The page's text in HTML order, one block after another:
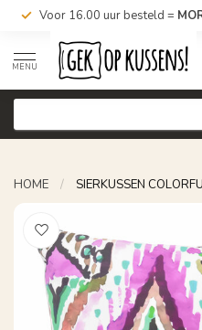
Voor 16.00 uur besteld =
MENU
HOME / SIERKUSSEN COLORFUL